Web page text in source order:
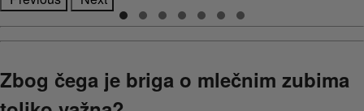
Zbog čega je briga o mlečnim zubima